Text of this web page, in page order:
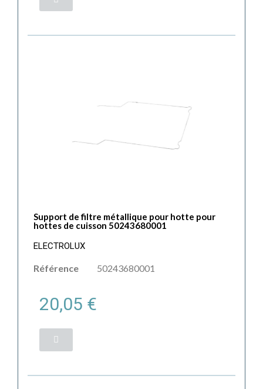
Support de filtre métallique pour hotte pour
hottes de cuisson 50243680001
ELECTROLUX
Référence 50243680001
20,05 €